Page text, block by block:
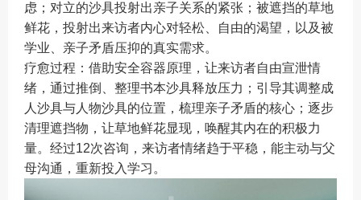
虑；对立的沙具投射出亲子关系的紧张；被遮挡的草地
鲜花，投射出来访者内心对轻松、自由的渴望，以及被
学业、亲子矛盾压抑的真实需求。
疗愈过程：借助安全容器原理，让来访者自由宣泄情
绪，通过推倒、整理书本沙具释放压力；引导其调整成
人沙具与人物沙具的位置，梳理亲子矛盾的核心；逐步
清理遮挡物，让草地鲜花显现，唤醒其内在的积极力
量。经过12次咨询，来访者情绪趋于平稳，能主动与父
母沟通，重新投入学习。